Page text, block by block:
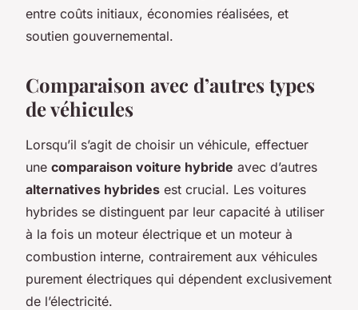
entre coûts initiaux, économies réalisées, et
soutien gouvernemental.
Comparaison avec d’autres types
de véhicules
Lorsqu’il s’agit de choisir un véhicule, effectuer
une comparaison voiture hybride avec d’autres
alternatives hybrides est crucial. Les voitures
hybrides se distinguent par leur capacité à utiliser
à la fois un moteur électrique et un moteur à
combustion interne, contrairement aux véhicules
purement électriques qui dépendent exclusivement
de l’électricité.